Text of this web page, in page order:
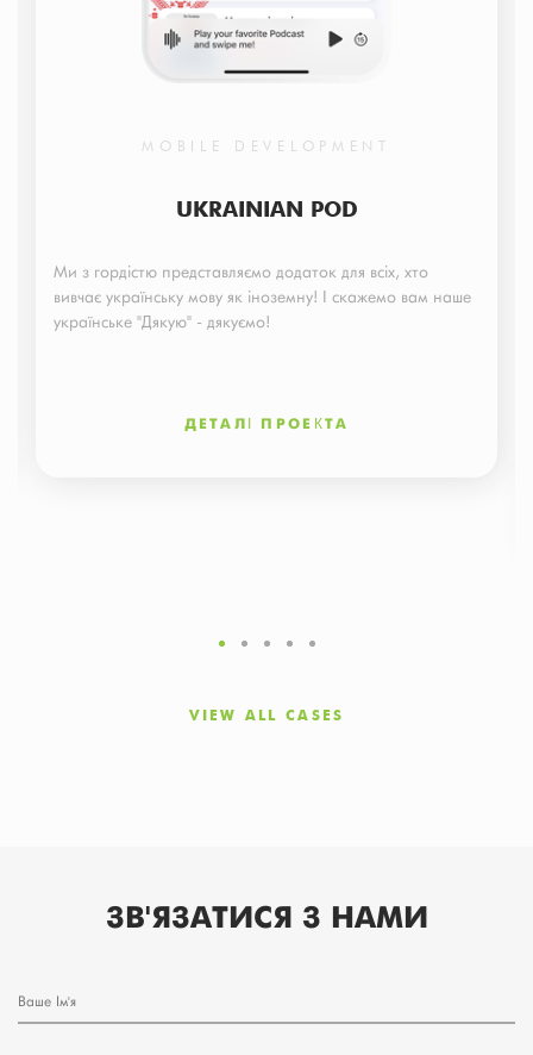
MOBILE DEVELOPMENT
UKRAINIAN POD
Ми з гордістю представляємо додаток для всіх, хто
вивчає українську мову як іноземну! І скажемо вам наше
українське "Дякую" - дякуємо!
ДЕТАЛІ ПРОЕКТА
VIEW ALL CASES
ЗВ'ЯЗАТИСЯ З НАМИ